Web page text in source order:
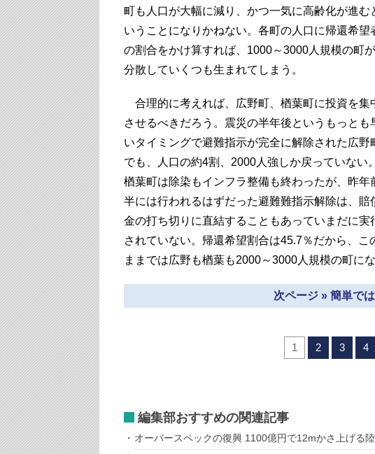
町も人口が大幅に減り、かつ一気に高齢化が進む
いうことになりかねない。各町の人口に帰還希望
の割合をかけ算すれば、1000～3000人規模の町が
分散していくつも生まれてしまう。
合理的に考えれば、広野町、楢葉町に投資を集
させるべきだろう。震災の半年後というもっとも
いタイミングで避難指示が完全に解除された広野
でも、人口の約4割、2000人強しか戻っていない。
楢葉町は除染もインフラ整備も終わったが、昨年
半には行われるはずだった避難難指示解除は、賠
金の打ち切りに直結することもあっていまだに実
されていない。帰還希望割合は45.7％だから、こ
ままでは広野も楢葉も2000～3000人規模の町にな
次ページ » 簡単で
1 2 3 4
編集部おすすめの関連記事
オーバースペックの復興 1100億円で12mかさ上げる